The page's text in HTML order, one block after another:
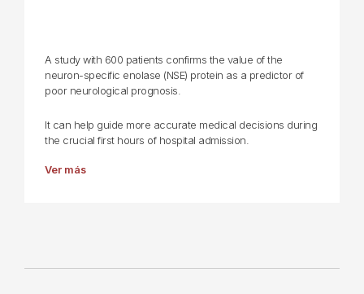
A study with 600 patients confirms the value of the
neuron-specific enolase (NSE) protein as a predictor of
poor neurological prognosis.
It can help guide more accurate medical decisions during
the crucial first hours of hospital admission.
Ver más